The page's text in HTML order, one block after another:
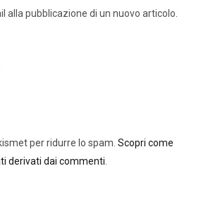
alla pubblicazione di un nuovo articolo.
per ridurre lo spam. Scopri come
derivati dai commenti